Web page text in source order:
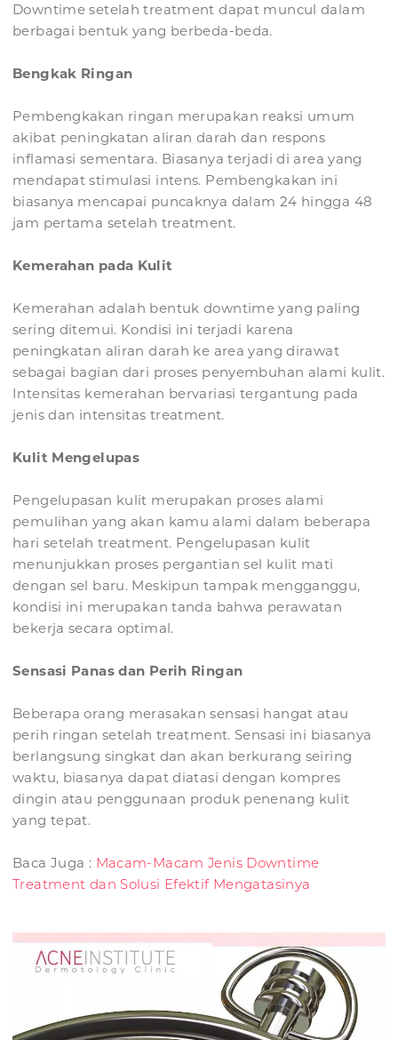
Downtime setelah treatment dapat muncul dalam
berbagai bentuk yang berbeda-beda.
Bengkak Ringan
Pembengkakan ringan merupakan reaksi umum
akibat peningkatan aliran darah dan respons
inflamasi sementara. Biasanya terjadi di area yang
mendapat stimulasi intens. Pembengkakan ini
biasanya mencapai puncaknya dalam 24 hingga 48
jam pertama setelah treatment.
Kemerahan pada Kulit
Kemerahan adalah bentuk downtime yang paling
sering ditemui. Kondisi ini terjadi karena
peningkatan aliran darah ke area yang dirawat
sebagai bagian dari proses penyembuhan alami kulit.
Intensitas kemerahan bervariasi tergantung pada
jenis dan intensitas treatment.
Kulit Mengelupas
Pengelupasan kulit merupakan proses alami
pemulihan yang akan kamu alami dalam beberapa
hari setelah treatment. Pengelupasan kulit
menunjukkan proses pergantian sel kulit mati
dengan sel baru. Meskipun tampak mengganggu,
kondisi ini merupakan tanda bahwa perawatan
bekerja secara optimal.
Sensasi Panas dan Perih Ringan
Beberapa orang merasakan sensasi hangat atau
perih ringan setelah treatment. Sensasi ini biasanya
berlangsung singkat dan akan berkurang seiring
waktu, biasanya dapat diatasi dengan kompres
dingin atau penggunaan produk penenang kulit
yang tepat.
Baca Juga : Macam-Macam Jenis Downtime
Treatment dan Solusi Efektif Mengatasinya